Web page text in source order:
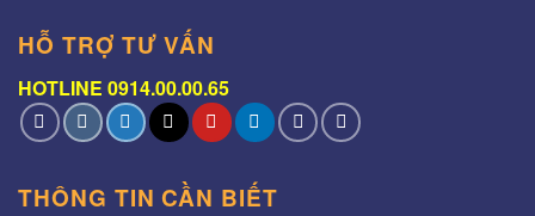
HỖ TRỢ TƯ VẤN
HOTLINE 0914.00.00.65
THÔNG TIN CẦN BIẾT